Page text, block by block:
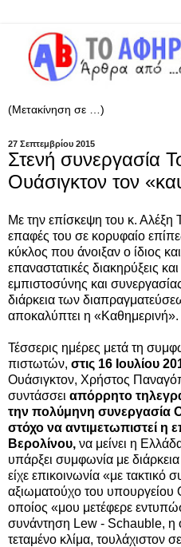
27 Σεπτεμβρίου 2015
Στενή συνεργασία
Ουάσιγκτον τον
Με την επίσκεψη του κ. Αλέξη
επαφές του σε κορυφαίο
κύκλος που άνοιξαν ο ίδιος
επαναστατικές διακηρύξεις
εμπιστοσύνης και
διάρκεια των
αποκαλύπτει η «Καθημερινή».
Τέσσερις ημέρες μετά τη
πιστωτών, στις 16 Ιουλίου
Ουάσιγκτον, Χρήστος
συντάσσει απόρρητο
την πολύμηνη συνεργασία
στόχο να αντιμετωπιστεί η
Βερολίνου, να μείνει η
υπάρξει συμφωνία με
είχε επικοινωνία «με τακτικό
αξιωματούχο του
οποίος «μου μετέφερε
συνάντηση Lew - Schauble, η
τεταμένο κλίμα, τουλάχιστον